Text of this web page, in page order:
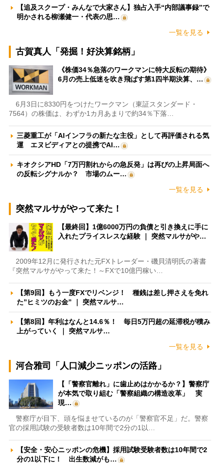
【追及スクープ・みんなで大家さん】独占入手“内部議事録”で
明かされる柳瀬健一・代表の思…
一覧を見る
古賀真人「発掘！好決算銘柄」
《株価34％急落のワークマンに特大反転の期待》
6月の売上低迷を吹き飛ばす第1四半期決算、…
6月3日に8330円をつけたワークマン（東証スタンダード・
7564）の株価は、わずか1カ月あまりで約34％下落…
三菱重工が「AIインフラの新たな主役」として再評価される気
運 エヌビディアとの提携でAI…
キオクシアHD「7万円割れからの急反発」は再びの上昇局面へ
の反転シグナルか？ 市場のムー…
一覧を見る
突然マルサがやって来た！
【最終回】1億6000万円の負債と引き換えに手に
入れたプライスレスな経験 ｜ 突然マルサがや…
2009年12月に発行された元FXトレーダー・磯貝清明氏の著書
『突然マルサがやって来た！～FXで10億円稼い…
【第9回】もう一度FXでリベンジ！ 種銭は差し押さえを免れ
た”ヒミツのお金” ｜ 突然マルサ…
【第8回】年利はなんと14.6％！ 毎日5万円超の延滞税が積み
上がっていく ｜ 突然マルサ…
一覧を見る
河合雅司「人口減少ニッポンの活路」
【「警察官離れ」に歯止めはかかるか？】警察庁
が本気で取り組む「警察組織の構造改革」 実
現…
警察庁が目下、頭を悩ませているのが「警察官不足」だ。警察
官の採用試験の受験者数は10年間で2分の1以…
【安全・安心ニッポンの危機】採用試験受験者数は10年間で2
分の1以下に！ 出生数減がも…